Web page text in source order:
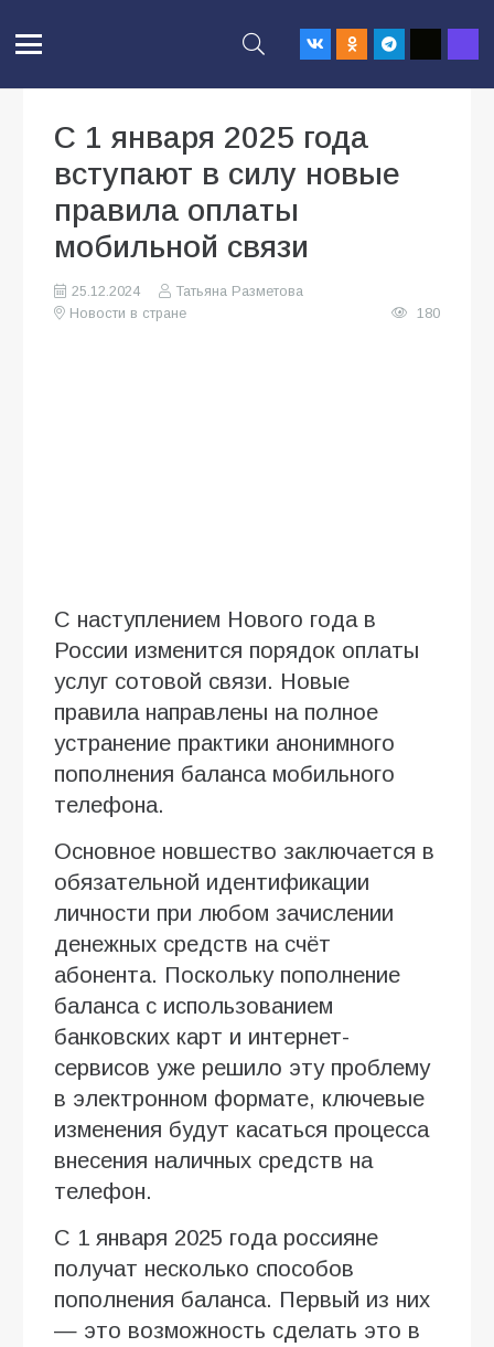
С 1 января 2025 года
вступают в силу новые
правила оплаты
мобильной связи
25.12.2024
Татьяна Разметова
Новости в стране
180
С наступлением Нового года в
России изменится порядок оплаты
услуг сотовой связи. Новые
правила направлены на полное
устранение практики анонимного
пополнения баланса мобильного
телефона.
Основное новшество заключается в
обязательной идентификации
личности при любом зачислении
денежных средств на счёт
абонента. Поскольку пополнение
баланса с использованием
банковских карт и интернет-
сервисов уже решило эту проблему
в электронном формате, ключевые
изменения будут касаться процесса
внесения наличных средств на
телефон.
С 1 января 2025 года россияне
получат несколько способов
пополнения баланса. Первый из них
— это возможность сделать это в